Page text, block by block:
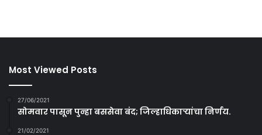
Most Viewed Posts
27/06/2021
सोमवार पासून पुन्हा बससेवा बंद; जिल्हाधिकाऱ्यांचा निर्णय.
21/02/2021